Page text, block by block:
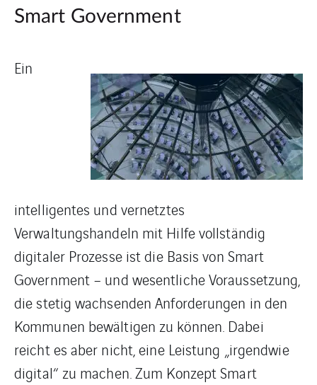
Smart Government
Ein
intelligentes und vernetztes
Verwaltungshandeln mit Hilfe vollständig
digitaler Prozesse ist die Basis von Smart
Government – und wesentliche Voraussetzung,
die stetig wachsenden Anforderungen in den
Kommunen bewältigen zu können. Dabei
reicht es aber nicht, eine Leistung „irgendwie
digital“ zu machen. Zum Konzept Smart